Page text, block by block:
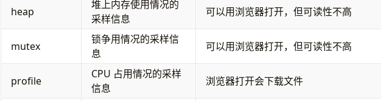
heap
堆上内存使用情况的
采样信息
可以用浏览器打开，但可读性不高
mutex
锁争用情况的采样信
息
可以用浏览器打开，但可读性不高
profile
CPU 占用情况的采样
信息
浏览器打开会下载文件